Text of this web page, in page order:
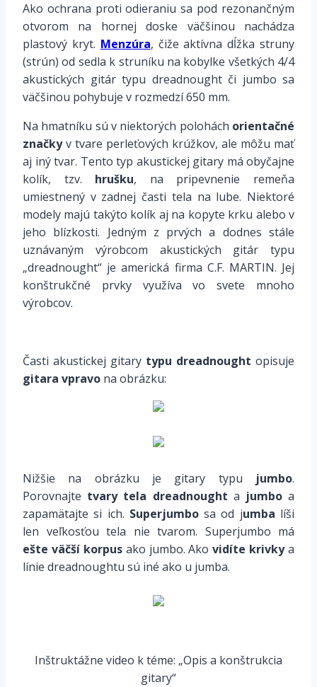
Ako ochrana proti odieraniu sa pod rezonančným
otvorom na hornej doske väčšinou nachádza
plastový kryt. Menzúra, čiže aktívna dĺžka struny
(strún) od sedla k struníku na kobylke všetkých 4/4
akustických gitár typu dreadnought či jumbo sa
väčšinou pohybuje v rozmedzí 650 mm.
Na hmatníku sú v niektorých polohách orientačné
značkyv tvare perleťových krúžkov, ale môžu mať
aj iný tvar. Tento typ akustickej gitary má obyčajne
kolík, tzv. hrušku, na pripevnenie remeňa
umiestnený v zadnej časti tela na lube. Niektoré
modely majú takýto kolík aj na kopyte krku alebo v
jeho blízkosti. Jedným z prvých a dodnes stále
uznávaným výrobcom akustických gitár typu
„dreadnought“ je americká firma C.F. MARTIN. Jej
konštrukčné prvky využíva vo svete mnoho
výrobcov.
Časti akustickej gitary typu dreadnought opisuje
gitara vpravo na obrázku:
Nižšie na obrázku je gitary typu jumbo.
Porovnajte tvary tela dreadnought a jumboa
zapamätajte si ich. Superjumbosa od jumba líši
len veľkosťou tela nie tvarom. Superjumbo má
ešte väčší korpusako jumbo. Akovidíte krivkya
línie dreadnoughtu sú iné ako u jumba.
Inštruktážne video k téme: „Opis a konštrukcia
gitary“